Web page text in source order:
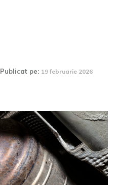
Publicat pe: 19 februarie 2026